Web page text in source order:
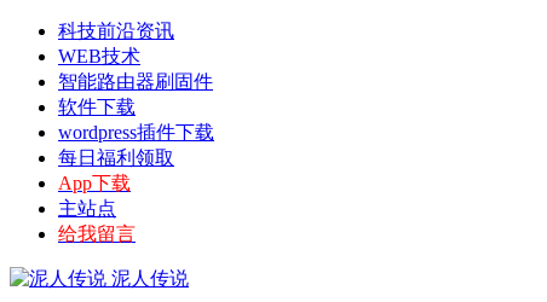
科技前沿资讯
WEB技术
智能路由器刷固件
软件下载
wordpress插件下载
每日福利领取
App下载
主站点
给我留言
泥人传说